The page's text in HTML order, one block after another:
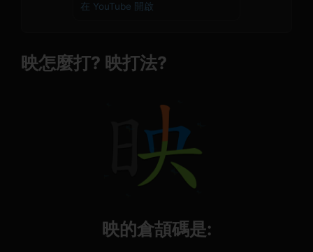
在 YouTube 開啟
映怎麼打? 映打法?
映的倉頡碼是: